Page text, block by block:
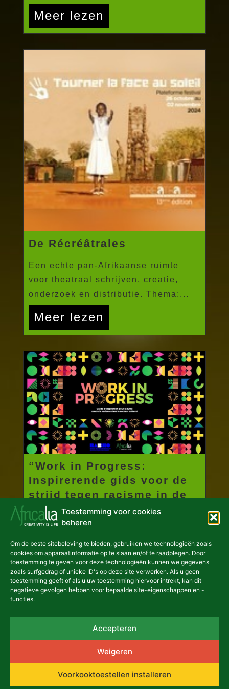
Toestemming voor cookies
beheren
Om de beste sitebeleving te bieden, gebruiken we technologieën zoals
cookies om apparaatinformatie op te slaan en/of te raadplegen. Door
toestemming te geven voor deze technologieën kunnen we gegevens
zoals surfgedrag of unieke ID's op deze site verwerken. Als u geen
toestemming geeft of als u uw toestemming hiervoor intrekt, kan dit
negatieve gevolgen hebben voor bepaalde site-eigenschappen en -
functies.
Accepteren
Weigeren
Voorkooktoestellen installeren
Meer lezen
De Récréâtrales
Een echte pan-Afrikaanse ruimte
voor theatraal schrijven, creatie,
onderzoek en distributie. Thema:...
Meer lezen
“Work in Progress:
Inspirerende gids voor de
strijd tegen racisme in de
culturele sector”
Africalia in samenwerking met
RAB/BKO, biedt tips en ideeën...
Meer lezen